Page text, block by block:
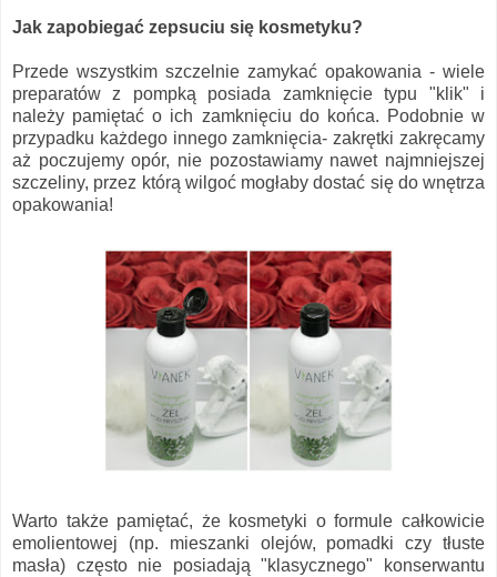
Jak zapobiegać zepsuciu się kosmetyku?
Przede wszystkim szczelnie zamykać opakowania - wiele
preparatów z pompką posiada zamknięcie typu "klik" i
należy pamiętać o ich zamknięciu do końca. Podobnie w
przypadku każdego innego zamknięcia- zakrętki zakręcamy
aż poczujemy opór, nie pozostawiamy nawet najmniejszej
szczeliny, przez którą wilgoć mogłaby dostać się do wnętrza
opakowania!
Warto także pamiętać, że kosmetyki o formule całkowicie
emolientowej (np. mieszanki olejów, pomadki czy tłuste
masła) często nie posiadają "klasycznego" konserwantu